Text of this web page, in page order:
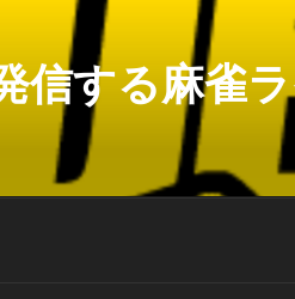
信する麻雀ラ